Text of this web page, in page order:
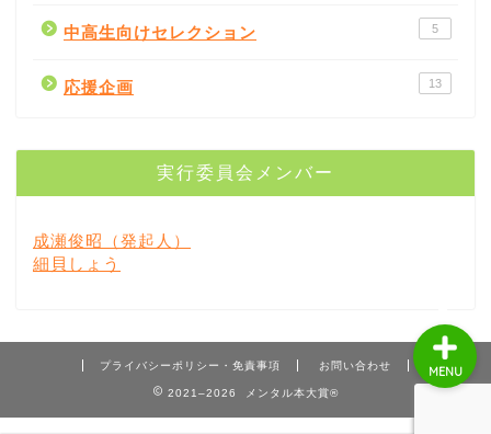
中高生向けセレクション 5
応援企画 13
実行委員会メンバー
成瀬俊昭（発起人）
細貝しょう
プライバシーポリシー・免責事項 お問い合わせ
2021–2026 メンタル本大賞®
MENU